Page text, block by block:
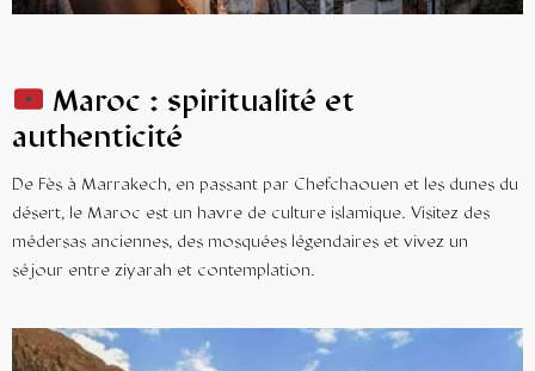
Maroc : spiritualité et
authenticité
De Fès à Marrakech, en passant par Chefchaouen et les dunes du
désert, le Maroc est un havre de culture islamique. Visitez des
médersas anciennes, des mosquées légendaires et vivez un
séjour entre ziyarah et contemplation.